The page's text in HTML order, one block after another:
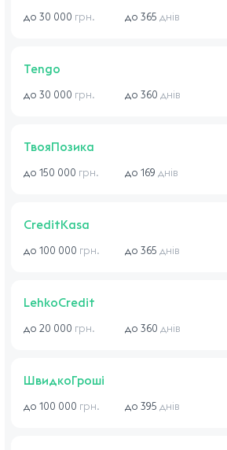
до 30 000 грн. до 365днів
Tengo
до 30 000 грн. до 360днів
ТвояПозика
до 150 000 грн. до 169днів
CreditKasa
до 100 000 грн. до 365днів
LehkoCredit
до 20 000 грн. до 360днів
ШвидкоГроші
до 100 000 грн. до 395днів